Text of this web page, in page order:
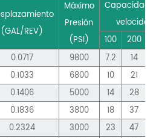
(GAL/REV)
Máximo
Presión
(PSI)
Capacidad
100
200
0.0717 9800 7.2 14
0.1033 6800 10 21
0.1406 5000 14 28
0.1836 3800 18 37
0.2324 3000 23 47